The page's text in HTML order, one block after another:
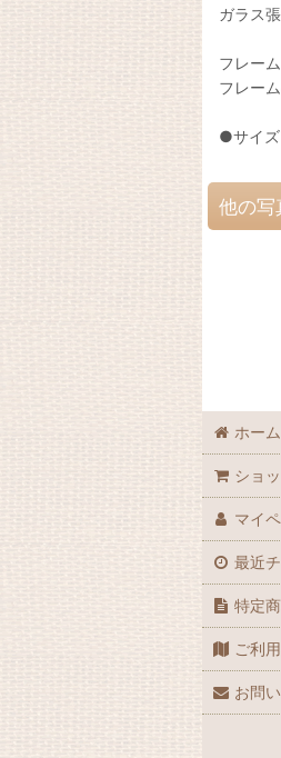
ガラス
フレー
フレー
●サイ
他の写
ホーム
ショ
マイ
最近
特定
ご利
お問